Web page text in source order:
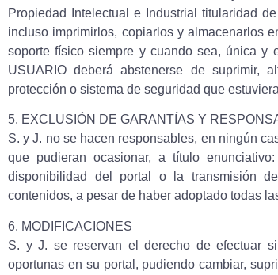
Propiedad Intelectual e Industrial titularidad
incluso imprimirlos, copiarlos y almacenarlos
soporte físico siempre y cuando sea, única y
USUARIO deberá abstenerse de suprimir,
protección o sistema de seguridad que
5. EXCLUSIÓN DE GARANTÍAS Y
S. y J. no se hacen responsables, en ningún
que pudieran ocasionar, a título
disponibilidad del portal o la transmisión
contenidos, a pesar de haber adoptado todas
6. MODIFICACIONES
S. y J. se reservan el derecho de efectuar
oportunas en su portal, pudiendo cambiar,